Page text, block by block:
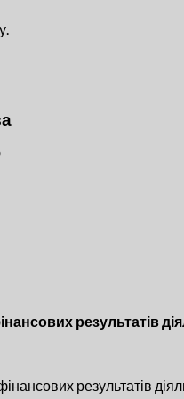
результатів
результатів